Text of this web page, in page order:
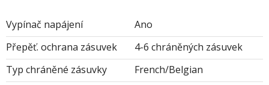
Vypínač napájení
Ano
Přepěť. ochrana zásuvek
4-6 chráněných zásuvek
Typ chráněné zásuvky
French/Belgian